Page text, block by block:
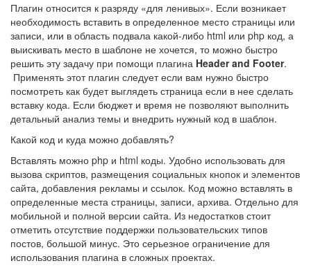
Плагин относится к разряду «для ленивых». Если возникает
необходимость вставить в определенное место страницы или
записи, или в область подвала какой-либо html или php код, а
выискивать место в шаблоне не хочется, то можно быстро
решить эту задачу при помощи плагина Header and Footer.
Применять этот плагин следует если вам нужно быстро
посмотреть как будет выглядеть страница если в нее сделать
вставку кода. Если бюджет и время не позволяют выполнить
детальный анализ темы и внедрить нужный код в шаблон.
Какой код и куда можно добавлять?
Вставлять можно php и html коды. Удобно использовать для
вызова скриптов, размещения социальных кнопок и элементов
сайта, добавления рекламы и ссылок. Код можно вставлять в
определенные места страницы, записи, архива. Отдельно для
мобильной и полной версии сайта. Из недостатков стоит
отметить отсутствие поддержки пользовательских типов
постов, большой минус. Это серьезное ограничение для
использования плагина в сложных проектах.